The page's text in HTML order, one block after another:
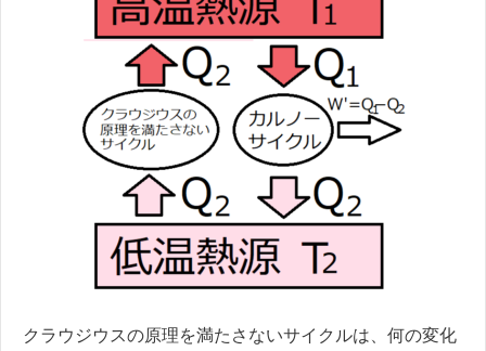
クラウジウスの原理を満たさないサイクルは、何の変化